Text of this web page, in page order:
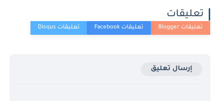
تعليقات
إرسال تعليق